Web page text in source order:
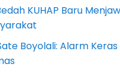
KUHAP Baru
Boyolali: Alarm Keras